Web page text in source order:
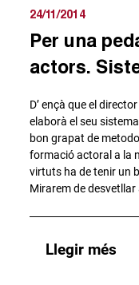
24/11/2014
Per una
actors.
D’ ençà que el
elaborà el seu
bon grapat de
formació actoral a la
virtuts ha de tenir un
Mirarem de
Llegir més